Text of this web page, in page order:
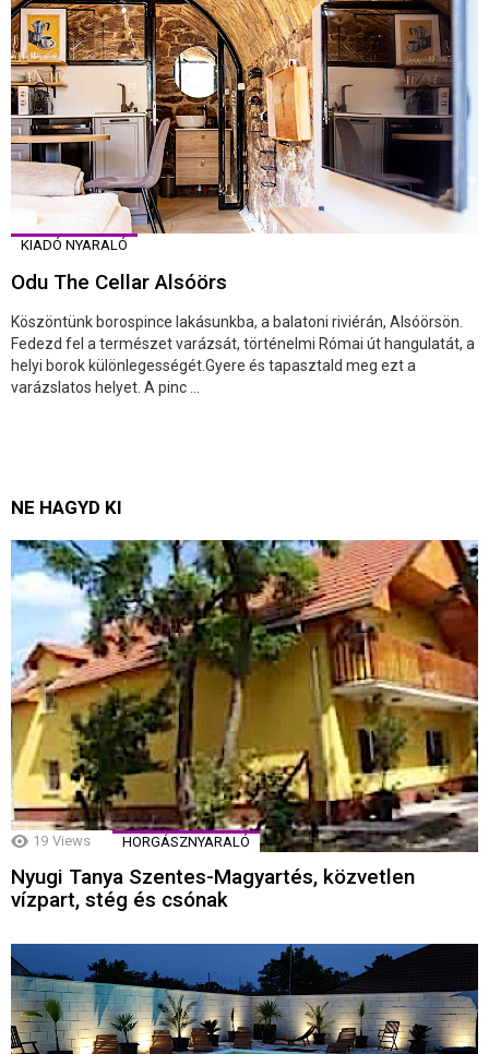
KIADÓ NYARALÓ
Odu The Cellar Alsóörs
Köszöntünk borospince lakásunkba, a balatoni riviérán, Alsóörsön.
Fedezd fel a természet varázsát, történelmi Római út hangulatát, a
helyi borok különlegességét.Gyere és tapasztald meg ezt a
varázslatos helyet. A pinc ...
NE HAGYD KI
19 Views HORGÁSZNYARALÓ
Nyugi Tanya Szentes-Magyartés, közvetlen
vízpart, stég és csónak